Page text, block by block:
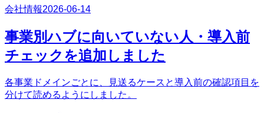
会社情報2026-06-14
事業別ハブに向いていない人・導入前
チェックを追加しました
各事業ドメインごとに、見送るケースと導入前の確認項目を
分けて読めるようにしました。